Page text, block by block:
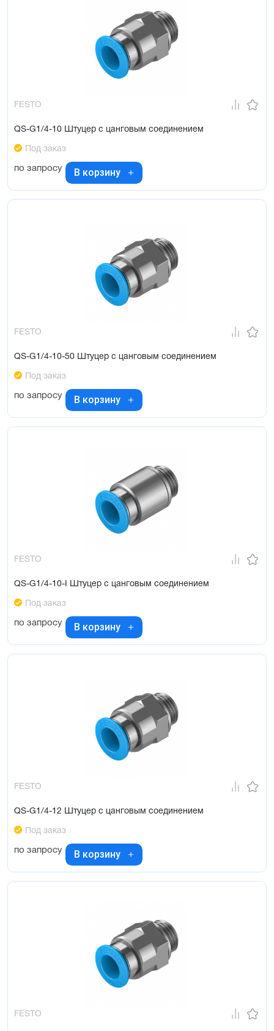
FESTO
QS-G1/4-10 Штуцер с цанговым соединением
Под заказ
по запросу В корзину
FESTO
QS-G1/4-10-50 Штуцер с цанговым соединением
Под заказ
по запросу В корзину
FESTO
QS-G1/4-10-I Штуцер с цанговым соединением
Под заказ
по запросу В корзину
FESTO
QS-G1/4-12 Штуцер с цанговым соединением
Под заказ
по запросу В корзину
FESTO